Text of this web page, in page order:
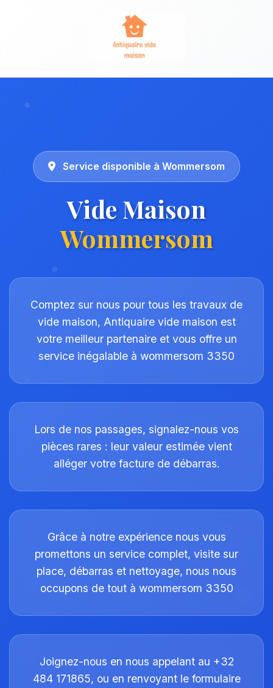
Service disponible à Wommersom
Vide Maison
Wommersom
Comptez sur nous pour tous les travaux de
vide maison, Antiquaire vide maison est
votre meilleur partenaire et vous offre un
service inégalable à wommersom 3350
Lors de nos passages, signalez-nous vos
pièces rares : leur valeur estimée vient
alléger votre facture de débarras.
Grâce à notre expérience nous vous
promettons un service complet, visite sur
place, débarras et nettoyage, nous nous
occupons de tout à wommersom 3350
Joignez-nous en nous appelant au +32
484 171865, ou en renvoyant le formulaire